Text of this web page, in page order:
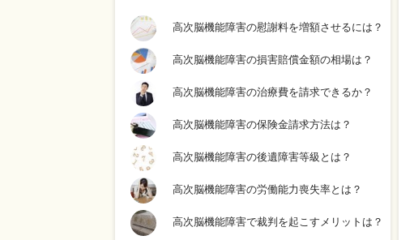
高次脳機能障害の慰謝料を増額させるには？
高次脳機能障害の損害賠償金額の相場は？
高次脳機能障害の治療費を請求できるか？
高次脳機能障害の保険金請求方法は？
高次脳機能障害の後遺障害等級とは？
高次脳機能障害の労働能力喪失率とは？
高次脳機能障害で裁判を起こすメリットは？